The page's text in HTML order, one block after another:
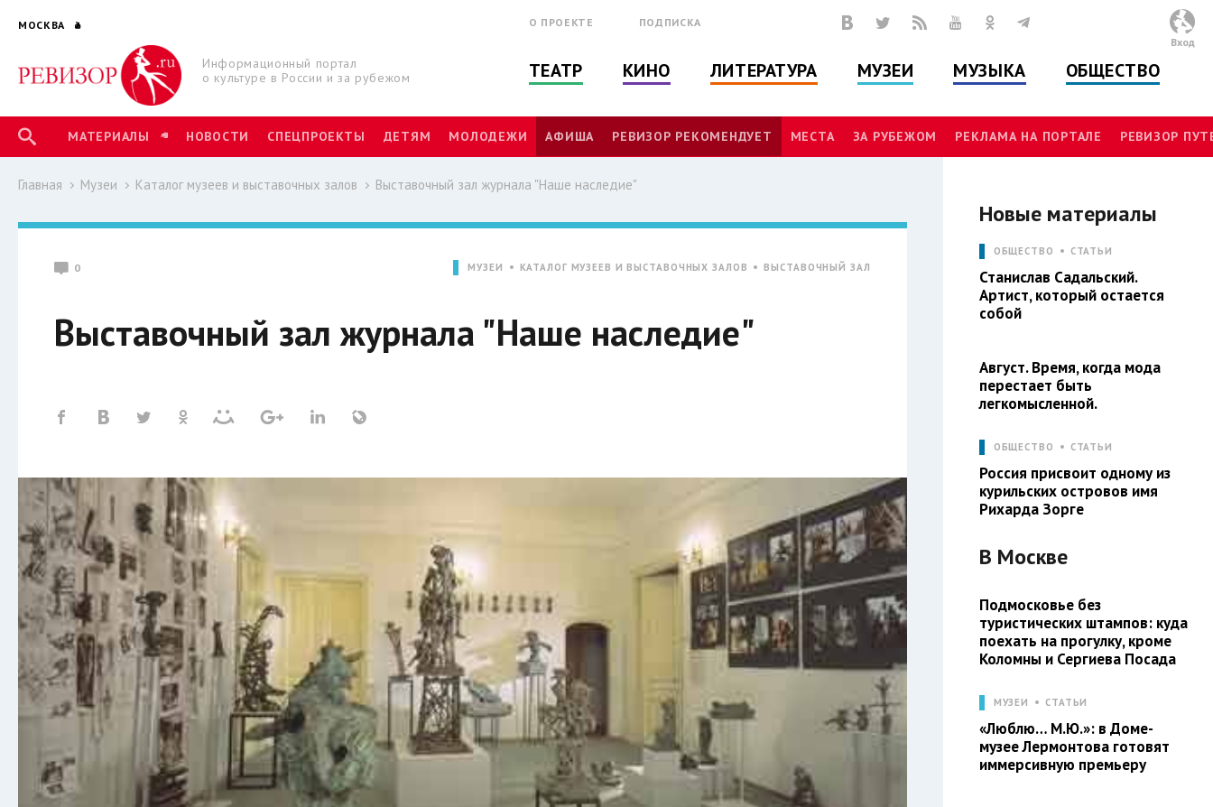
МОСКВА
Информационный портал
о культуре в России и за рубежом
О ПРОЕКТЕ ПОДПИСКА
ТЕАТР КИНО ЛИТЕРАТУРА МУЗЕИ МУЗЫКА ОБЩЕСТВО
Вход
МАТЕРИАЛЫ НОВОСТИ СПЕЦПРОЕКТЫ ДЕТЯМ МОЛОДЕЖИ АФИША РЕВИЗОР РЕКОМЕНДУЕТ МЕСТА ЗА РУБЕЖОМ РЕКЛАМА НА ПОРТАЛЕ РЕВИЗОР
Главная Музеи Каталог музеев и выставочных залов Выставочный зал журнала "Наше наследие"
0 МУЗЕИ КАТАЛОГ МУЗЕЕВ И ВЫСТАВОЧНЫХ ЗАЛОВ ВЫСТАВОЧНЫЙ ЗАЛ
Выставочный зал журнала "Наше наследие"
Новые материалы
ОБЩЕСТВО СТАТЬИ
Станислав Садальский.
Артист, который остается
собой
Август. Время, когда мода
перестает быть
легкомысленной.
ОБЩЕСТВО СТАТЬИ
Россия присвоит одному из
курильских островов имя
Рихарда Зорге
В Москве
Подмосковье без
туристических штампов: куда
поехать на прогулку, кроме
Коломны и Сергиева Посада
МУЗЕИ СТАТЬИ
«Люблю… М.Ю.»: в Доме-
музее Лермонтова готовят
иммерсивную премьеру